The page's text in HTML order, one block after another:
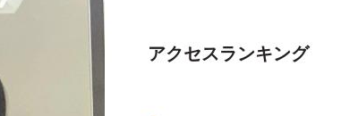
アクセスランキング